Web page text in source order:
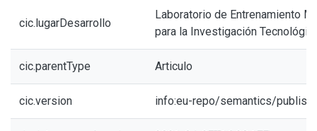
cic.lugarDesarrollo
Laboratorio de Entrenamiento
para la Investigación
cic.parentType Articulo
cic.version info:eu-repo/semantics/